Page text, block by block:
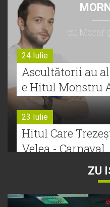
cu Morar
24 Iulie
Ascultătorii au
e Hitul Monstru
23 Iulie
Hitul Care
Velea - Carnaval
Bătălie strânsă
ZU